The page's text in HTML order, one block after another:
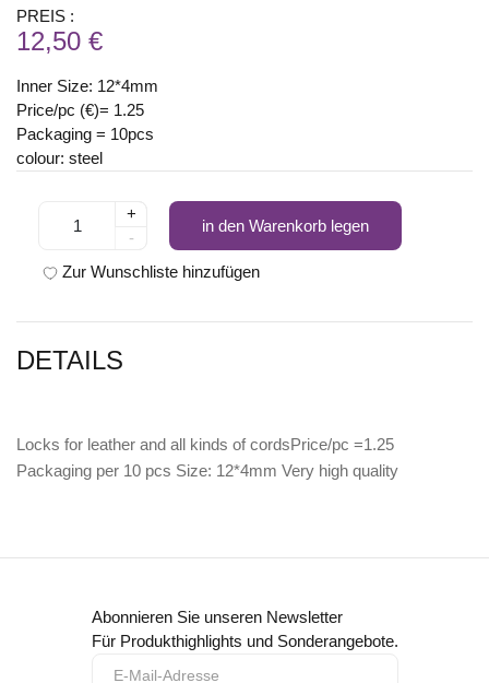
PREIS :
12,50 €
Inner Size: 12*4mm
Price/pc (€)= 1.25
Packaging = 10pcs
colour: steel
+
-
in den Warenkorb legen
Zur Wunschliste hinzufügen
DETAILS
Locks for leather and all kinds of cordsPrice/pc =1.25
Packaging per 10 pcs Size: 12*4mm Very high quality
Abonnieren Sie unseren Newsletter
Für Produkthighlights und Sonderangebote.